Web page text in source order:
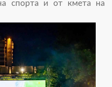
спорта и от кмета на